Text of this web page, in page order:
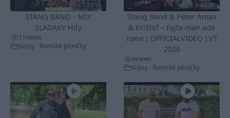
23:15
STANG BAND – MIX
SLADAKY Hity
11views
Gipsy - Romské písničky
04:26
Stang Band & Peter Amax
& Krištof – Fajta man ade
nane ( OFFICIALVIDEO ) VT
2026
4views
Gipsy - Romské písničky